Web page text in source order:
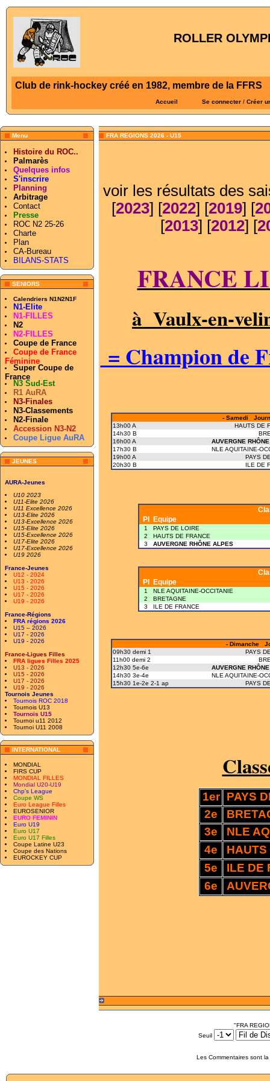
ROLLER
Club de rink-hockey créé en 1982, membre de la FFRS
Accueil Se connecter / Créer
Menu
Histoire du ROC..
Palmarès
Quelques infos
S'inscrire
Planning
Arbitrage
Contact
Presse
ROC N2 25-26
Charte
Plan
CA-Bureau
BILANS-STATS
SENIORS
Calendriers N1N2N1F
N1-Elite
N1-FILLES
N2
N2-FILLES
Coupe de France
Coupe de France
Féminine
Super Coupe de
France
N3 Sud-Est
R1 AuRA
N3-Finales
N3-Classements
N2-Finale
Accession N3-N2
Coupe Ligue AuRA
JEUNES
AURA-Jeunes
U10 2023
U11-Elite 2026
U11 Excellence 2026
U13-Elite 2026
U13-Excellence 2026
U15-Elite 2026
U15-Excellence 2026
U17-Elite 2026
U17-Excellence 2026
U19 2026
France-Jeunes
U12 - 2024
U13 - 2026
U15 - 2026
U17 - 2026
U19 - 2026
France-Régions
FRA régions 2026
U15 – 2026
U17 - 2026
U19 - 2026
France-Ligues Filles
FRA ligues Filles 2025
U13 - 2026
U15 - 2026
U17 - 2026
U19 - 2026
Tournois Jeunes
Tournois ROC 2018
Tournois U13
Tournois U15
Tournoi u11 2012
Tournoi U11 2008
INTERNATIONAL
MONDIAL
FIRS CUP
MONDIAL FILLES
Mondial U20-U19
Chp's League
Coupe WS
Euro League Filles
EUROSENIOR
EURO FEMININ
Euro U19
Euro U17
Euro U17 Filles
Coupe Latine U23
Coupe des Nations
EUROCKEY CUP
FRA REGIONS 2026 - U15
voir les résultats des
[2023] [2022] [2019] [
[2013] [2012] [
FRANCE
à Vaulx-en-
= Champion de
- Samedi
13h00 A
HAUTS DE
14h30 B
16h00 A
AUVERGNE
17h30 B
NLE AQUITAINE-
19h00 A
PAYS
20h30 B
ILE DE
Pl
Equipe
1
PAYS DE LOIRE
2
HAUTS DE FRANCE
3
AUVERGNE RHÔNE ALPES
Pl
Equipe
1
NLE AQUITAINE-OCCITANIE
2
BRETAGNE
3
ILE DE FRANCE
- Dimanche
09h30 demi 1
PAYS
11h00 demi 2
12h30 5e-6e
AUVERGNE
14h30 3e-4e
NLE AQUITAINE-
15h30 1e-2e 2-1 ap
PAYS
1er PAYS
2e
3e
NLE
4e
HAUTS
5e
ILE DE
6e
"FRA
Seuil
Les Commentaires sont